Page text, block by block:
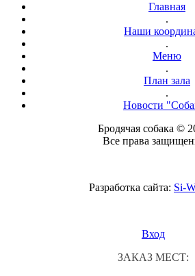
Главная
.
Наши
.
Меню
.
План зала
.
Новости
Бродячая собака ©
Все права
Разработка сайта: Si-
Вход
ЗАКАЗ МЕСТ: